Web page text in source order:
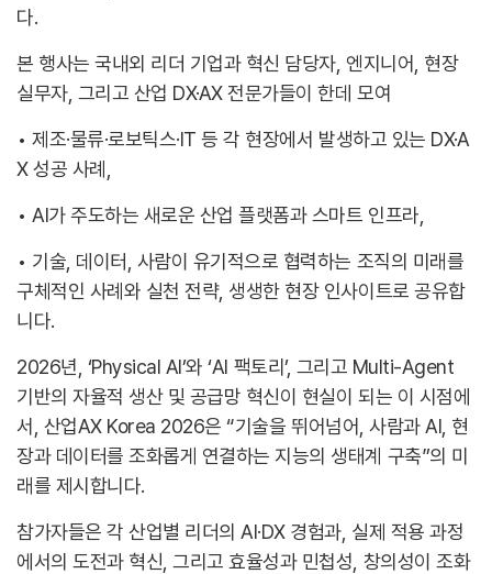
다.
본 행사는 국내외 리더 기업과 혁신 담당자, 엔지니어, 현장
실무자, 그리고 산업 DX·AX 전문가들이 한데 모여
• 제조·물류·로보틱스·IT 등 각 현장에서 발생하고 있는 DX·A
X 성공 사례,
• AI가 주도하는 새로운 산업 플랫폼과 스마트 인프라,
• 기술, 데이터, 사람이 유기적으로 협력하는 조직의 미래를
구체적인 사례와 실천 전략, 생생한 현장 인사이트로 공유합
니다.
2026년, ‘Physical AI’와 ‘AI 팩토리’, 그리고 Multi-Agent
기반의 자율적 생산 및 공급망 혁신이 현실이 되는 이 시점에
서, 산업AX Korea 2026은 “기술을 뛰어넘어, 사람과 AI, 현
장과 데이터를 조화롭게 연결하는 지능의 생태계 구축”의 미
래를 제시합니다.
참가자들은 각 산업별 리더의 AI·DX 경험과, 실제 적용 과정
에서의 도전과 혁신, 그리고 효율성과 민첩성, 창의성이 조화